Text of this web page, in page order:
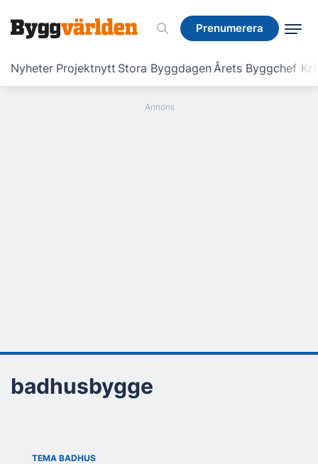
Prenumerera
Nyheter Projektnytt Stora ByggdagenÅrets Byggchef
Prenumerera
badhusbygge
TEMA BADHUS